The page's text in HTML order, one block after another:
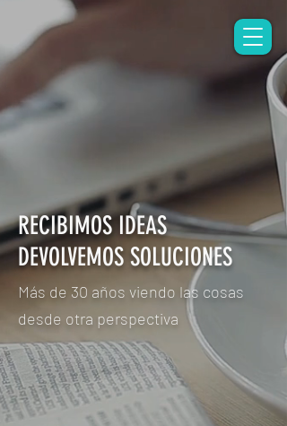
RECIBIMOS IDEAS
DEVOLVEMOS SOLUCIONES
Más de 30 años viendo las cosas
desde otra perspectiva